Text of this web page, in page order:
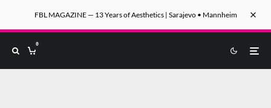
FBL MAGAZINE — 13 Years of Aesthetics | Sarajevo • Mannheim
0